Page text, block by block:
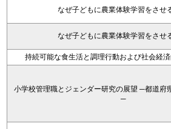
なぜ子どもに農業体験学習をさせ
なぜ子どもに農業体験学習をさせ
持続可能な食生活と調理行動および社会経
小学校管理職とジェンダー研究の展望 ─都道府
─